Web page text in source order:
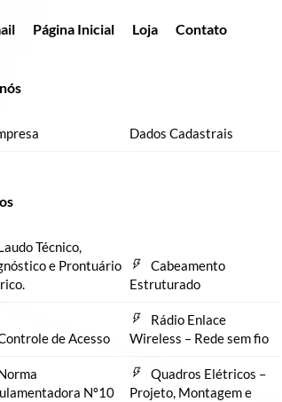
Página Inicial Loja Contato
Dados Cadastrais
Técnico,
e Prontuário
Cabeamento
Estruturado
de Acesso
Rádio Enlace
Wireless – Rede sem fio
Nº10
Quadros Elétricos –
Projeto, Montagem e